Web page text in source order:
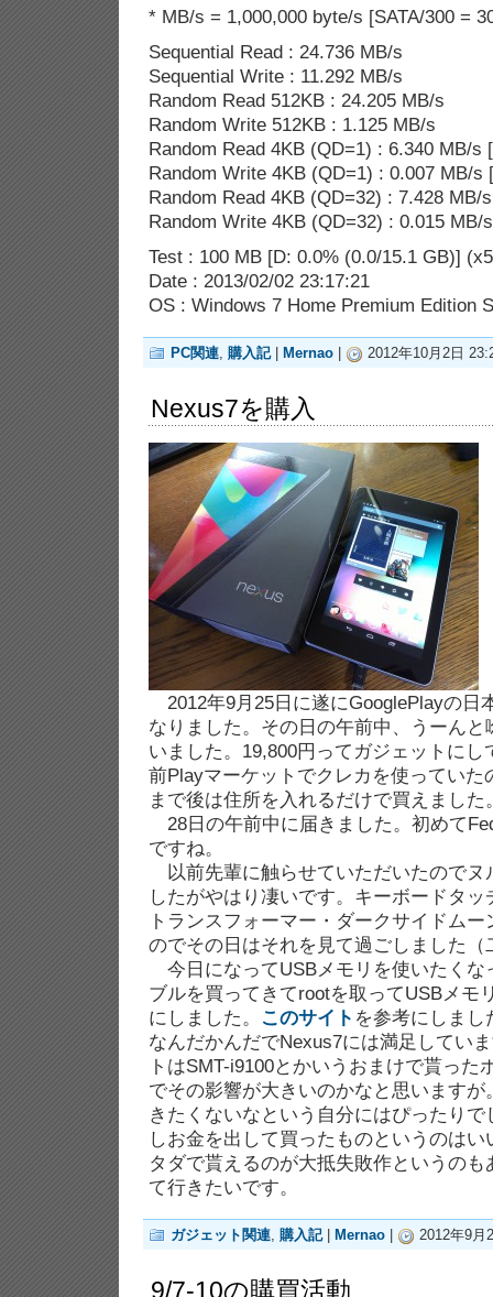
* MB/s = 1,000,000 byte/s [SATA/300 =
Sequential Read : 24.736 MB/s
Sequential Write : 11.292 MB/s
Random Read 512KB : 24.205 MB/s
Random Write 512KB : 1.125 MB/s
Random Read 4KB (QD=1) : 6.340 MB/s
Random Write 4KB (QD=1) : 0.007 MB/s
Random Read 4KB (QD=32) : 7.428 MB/
Random Write 4KB (QD=32) : 0.015 MB/
Test : 100 MB [D: 0.0% (0.0/15.1 GB)]
Date : 2013/02/02 23:17:21
OS : Windows 7 Home Premium Edition
PC関連, 購入記| Mernao 2012年10月2日
Nexus7を購入
2012年9月25日に遂にGooglePlayの日
なりました。その日の午前中、うーん
いました。19,800円ってガジェットに
前Playマーケットでクレカを使っていた
まで後は住所を入れるだけで買えました
28日の午前中に届きました。初めて
ですね。
以前先輩に触らせていただいたのでヌ
したがやはり凄いです。キーボードタ
トランスフォーマー・ダークサイドム
のでその日はそれを見て過ごしました
今日になってUSBメモリを使いたくな
ブルを買ってきてrootを取ってUSBメモ
にしました。
このサイト を参考にしまし
なんだかんだでNexus7には満足してい
トはSMT-i9100とかいうおまけで貰った
でその影響が大きいのかなと思います
きたくないなという自分にはぴったり
しお金を出して買ったものというのは
タダで貰えるのが大抵失敗作というの
て行きたいです。
ガジェット関連, 購入記| Mernao 2012年9月
9/7-10の購買活動